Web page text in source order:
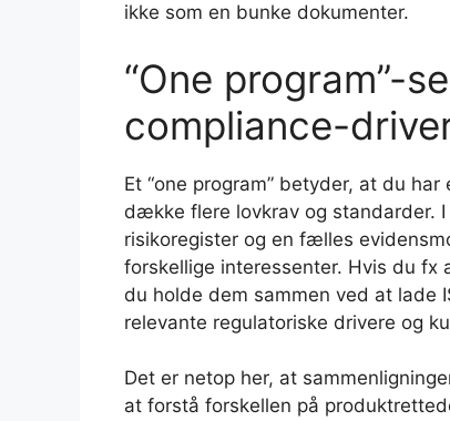
ikke som en bunke dokumenter.
“One program”-
compliance-
Et “one program” betyder, at du
dække flere lovkrav og standarder.
risikoregister og en fælles
forskellige interessenter. Hvis du fx
du holde dem sammen ved at lade
relevante regulatoriske drivere og
Det er netop her, at
at forstå forskellen på